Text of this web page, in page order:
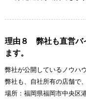
理由８ 弊社も直営バ
ます。
弊社が公開しているノウハ
弊社も、自社所有の店舗で
場所：福岡県福岡市中央区